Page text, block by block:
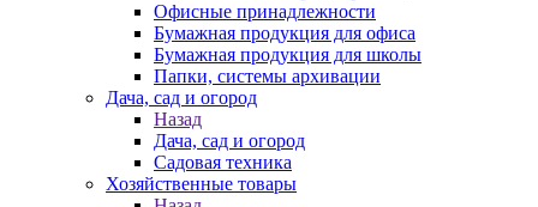
Офисные принадлежности
Бумажная продукция для офиса
Бумажная продукция для школы
Папки, системы архивации
Дача, сад и огород
Назад
Дача, сад и огород
Садовая техника
Хозяйственные товары